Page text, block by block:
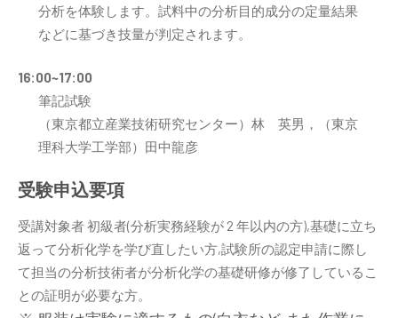
分析を体験します。試料中の分析目的成分の定量結果
などに基づき技量が判定されます。
16:00~17:00
筆記試験
（東京都立産業技術研究センター）林 英男，（東京
理科大学工学部）田中龍彦
受験申込要項
受講対象者 初級者(分析実務経験が 2 年以内の方),基礎に立ち
返って分析化学を学び直したい方,試験所の認定申請に際し
て担当の分析技術者が分析化学の基礎研修が修了しているこ
との証明が必要な方。